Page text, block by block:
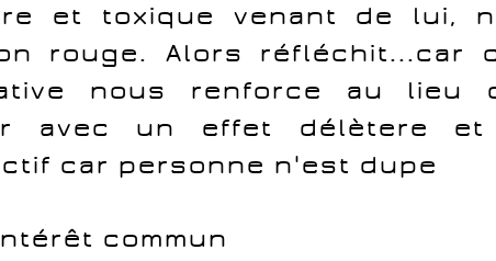
et toxique venant de lui,
rouge. Alors réfléchit...car
nous renforce au lieu
avec un effet délètere et
car personne n'est dupe
commun